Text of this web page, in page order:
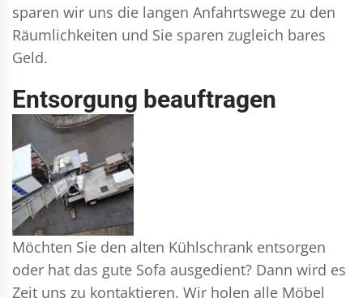
sparen wir uns die langen Anfahrtswege zu den
Räumlichkeiten und Sie sparen zugleich bares
Geld.
Entsorgung beauftragen
Möchten Sie den alten Kühlschrank entsorgen
oder hat das gute Sofa ausgedient? Dann wird es
Zeit uns zu kontaktieren. Wir holen alle Möbel